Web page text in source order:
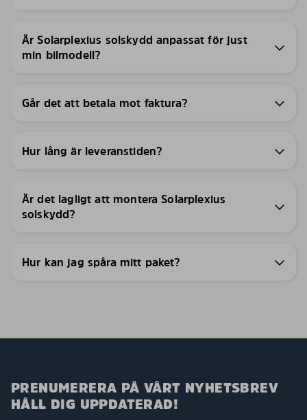
Är Solarplexius solskydd anpassat för just
min bilmodell?
Går det att betala mot faktura?
Hur lång är leveranstiden?
Är det lagligt att montera Solarplexius
solskydd?
Hur kan jag spåra mitt paket?
PRENUMERERA PÅ VÅRT NYHETSBREV
HÅLL DIG UPPDATERAD!